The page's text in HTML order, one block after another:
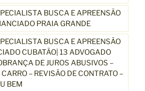
BUSCA E APREENSÃO
PRAIA GRANDE
BUSCA E APREENSÃO
CUBATÃO| 13 ADVOGADO
DE JUROS ABUSIVOS –
– REVISÃO DE CONTRATO –
BEM